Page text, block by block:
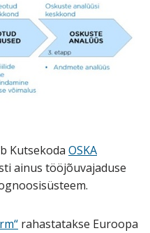
Kutsekoda OSKA
ainus tööjõuvajaduse
rahastatakse Euroopa